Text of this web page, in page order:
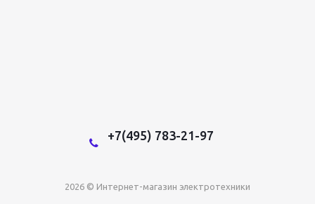
+7(495) 783-21-97
2026 © Интернет-магазин электротехники